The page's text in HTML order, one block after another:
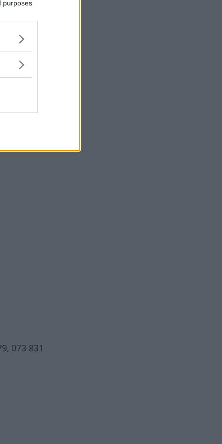
purposes
073 831